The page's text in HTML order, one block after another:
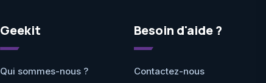
Geekit
Qui sommes-nous ?
Besoin d'aide ?
Contactez-nous